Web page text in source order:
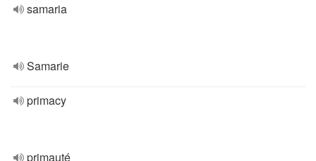
samaria
Samarie
primacy
primauté